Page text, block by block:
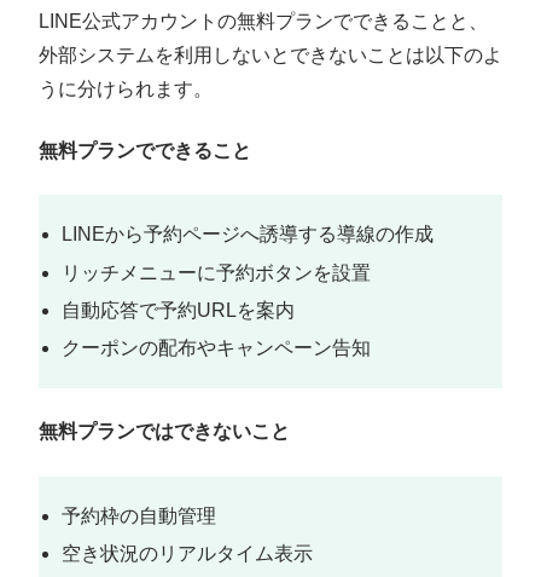
LINE公式アカウントの無料プランでできることと、
外部システムを利用しないとできないことは以下のよ
うに分けられます。
無料プランでできること
LINEから予約ページへ誘導する導線の作成
リッチメニューに予約ボタンを設置
自動応答で予約URLを案内
クーポンの配布やキャンペーン告知
無料プランではできないこと
予約枠の自動管理
空き状況のリアルタイム表示